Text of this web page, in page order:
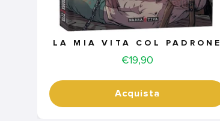
LA MIA VITA COL PADRONE
Price
€19,90
Acquista